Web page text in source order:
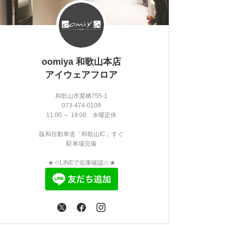
oomiya 和歌山本店
アイウェアフロア
和歌山市栗栖755-1
073-474-0109
11:00 ～ 19:00 水曜定休
阪和自動車道「和歌山IC」すぐ
駐車場完備
★☆LINEで在庫確認☆★